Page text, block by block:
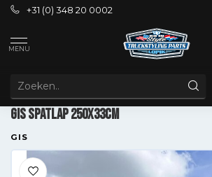
+31 (0) 348 20 0002
MENU
GIS spatlap 250x33cm
GIS spatlap 250x33cm
GIS